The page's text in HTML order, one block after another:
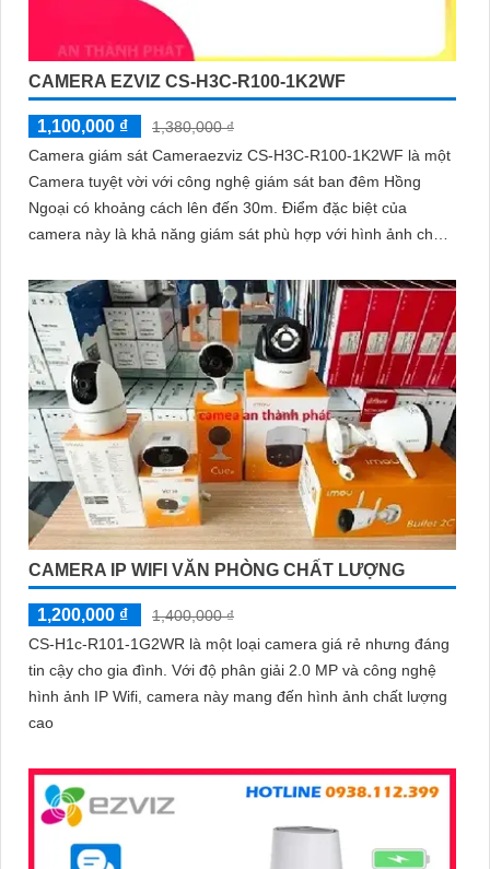
CAMERA EZVIZ CS-H3C-R100-1K2WF
1,100,000 ₫
1,380,000 ₫
Camera giám sát Cameraezviz CS-H3C-R100-1K2WF là một
Camera tuyệt vời với công nghệ giám sát ban đêm Hồng
Ngoại có khoảng cách lên đến 30m. Điểm đặc biệt của
camera này là khả năng giám sát phù hợp với hình ảnh chất
CAMERA IP WIFI VĂN PHÒNG CHẤT LƯỢNG
1,200,000 ₫
1,400,000 ₫
CS-H1c-R101-1G2WR là một loại camera giá rẻ nhưng đáng
tin cậy cho gia đình. Với độ phân giải 2.0 MP và công nghệ
hình ảnh IP Wifi, camera này mang đến hình ảnh chất lượng
cao